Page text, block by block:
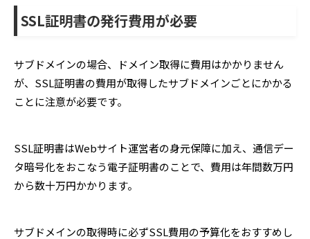
SSL証明書の発行費用が必要
サブドメインの場合、ドメイン取得に費用はかかりません
が、SSL証明書の費用が取得したサブドメインごとにかかる
ことに注意が必要です。
SSL証明書はWebサイト運営者の身元保障に加え、通信デー
タ暗号化をおこなう電子証明書のことで、費用は年間数万円
から数十万円かかります。
サブドメインの取得時に必ずSSL費用の予算化をおすすめし